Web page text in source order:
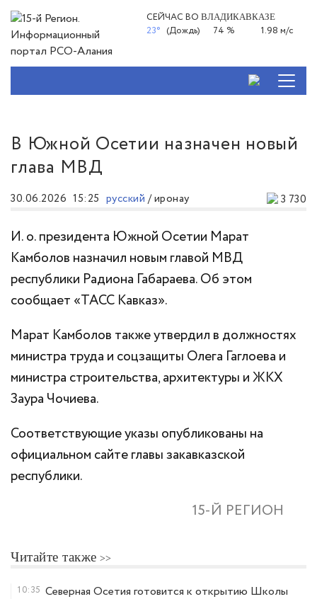
СЕЙЧАС ВОВЛАДИКАВКАЗЕ
23° (Дождь) 74 % 1.98 м/с
В Южной Осетии назначен новый
глава МВД
30.06.2026 15:25 русский /иронау 3 730
И. о. президента Южной Осетии Марат
Камболов назначил новым главой МВД
республики Радиона Габараева. Об этом
сообщает «ТАСС Кавказ».
Марат Камболов также утвердил в должностях
министра труда и соцзащиты Олега Гаглоева и
министра строительства, архитектуры и ЖКХ
Заура Чочиева.
Соответствующие указы опубликованы на
официальном сайте главы закавказской
республики.
15-Й РЕГИОН
Читайте также
10:35 Северная Осетия готовится к открытию Школы